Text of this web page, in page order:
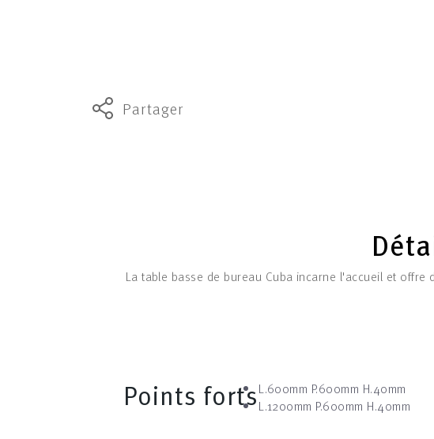
Partager
La table basse de bureau Cuba incarne l'accueil et
Points fortsL.600mm P.600mm H.40mm
L.1200mm P.600mm H.40mm